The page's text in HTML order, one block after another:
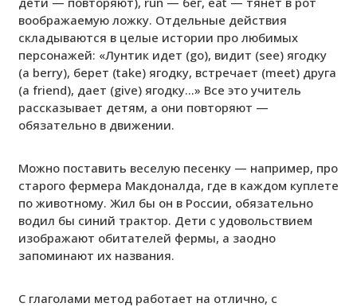
воображаемую ложку. Отдельные действия
складываются в целые истории про любимых
персонажей: «Лунтик идет (go), видит (see) ягодку
(a berry), берет (take) ягодку, встречает (meet) друга
(a friend), дает (give) ягодку…» Все это учитель
рассказывает детям, а они повторяют —
обязательно в движении.
Можно поставить веселую песенку — например, про
старого фермера Макдоналда, где в каждом куплете
по животному. Жил бы он в России, обязательно
водил бы синий трактор. Дети с удовольствием
изображают обитателей фермы, а заодно
запоминают их названия.
С глаголами метод работает на отлично, с